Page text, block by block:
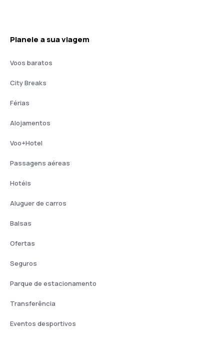
Planeie a sua viagem
Voos baratos
City Breaks
Férias
Alojamentos
Voo+Hotel
Passagens aéreas
Hotéis
Aluguer de carros
Balsas
Ofertas
Seguros
Parque de estacionamento
Transferência
Eventos desportivos